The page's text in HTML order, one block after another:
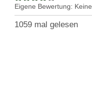
Eigene Bewertung: Keine
1059 mal gelesen